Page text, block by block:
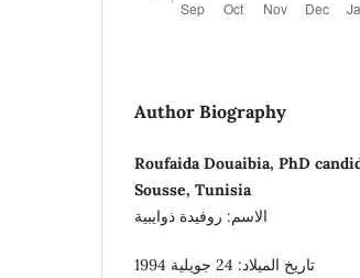
Author Biography
Roufaida Douaibia, PhD
Sousse, Tunisia
الاسم: روفيدة ذوايبية
تاريخ الميلاد: 24 جويلية 1994